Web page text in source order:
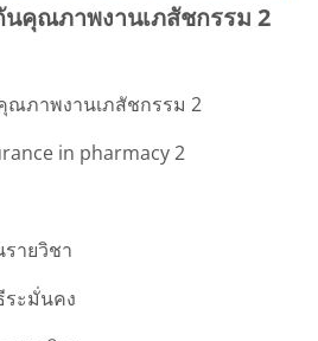
นคุณภาพงานเภสัชกรรม 2
ณภาพงานเภสัชกรรม 2
in pharmacy 2
ายวิชา
ะมั่นคง